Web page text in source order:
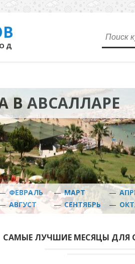
В АВСАЛЛАРЕ
ФЕВРАЛЬ —МАРТ —
АВГУСТ —СЕНТЯБРЬ —
САМЫЕ ЛУЧШИЕ МЕСЯЦЫ ДЛЯ